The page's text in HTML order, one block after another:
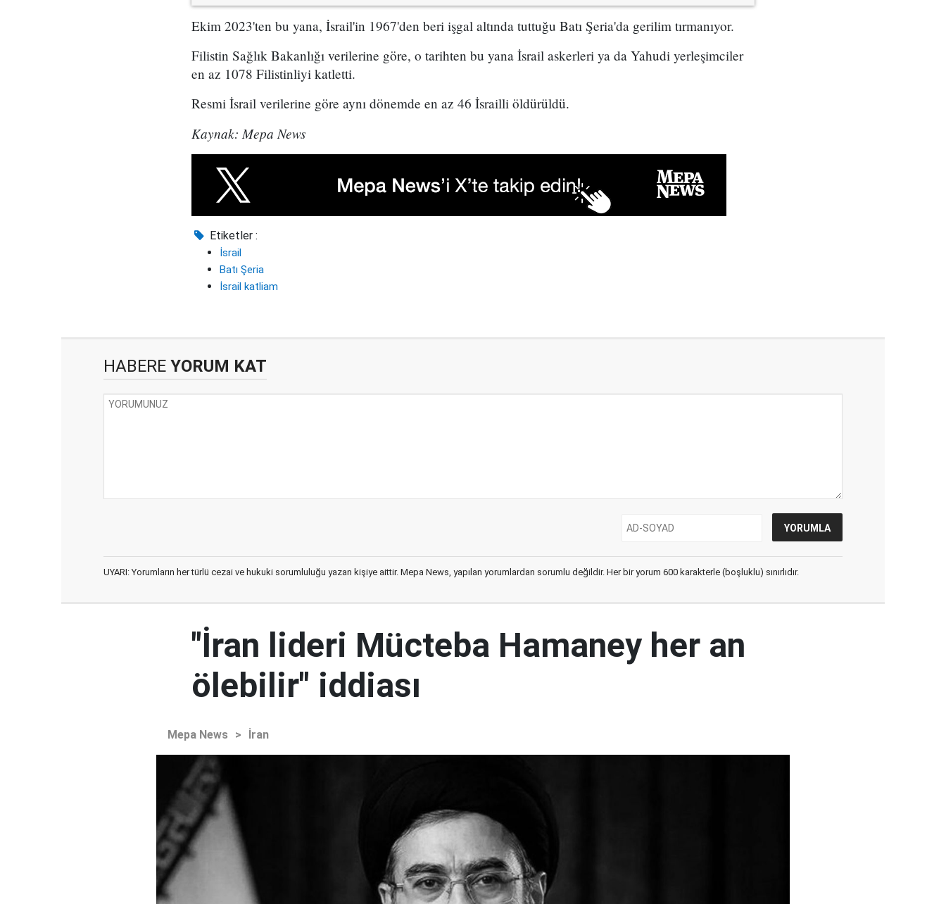
Ekim 2023'ten bu yana, İsrail'in 1967'den beri işgal altında tuttuğu Batı Şeria'da gerilim tırmanıyor.
Filistin Sağlık Bakanlığı verilerine göre, o tarihten bu yana İsrail askerleri ya da Yahudi yerleşimciler
en az 1078 Filistinliyi katletti.
Resmi İsrail verilerine göre aynı dönemde en az 46 İsrailli öldürüldü.
Kaynak: Mepa News
Etiketler :
İsrail
Batı Şeria
İsrail katliam
HABERE YORUM KAT
UYARI: Yorumların her türlü cezai ve hukuki sorumluluğu yazan kişiye aittir. Mepa News, yapılan yorumlardan sorumlu değildir. Her bir yorum 600 karakterle (boşluklu) sınırlıdır.
"İran lideri Mücteba Hamaney her an
ölebilir" iddiası
Mepa News > İran